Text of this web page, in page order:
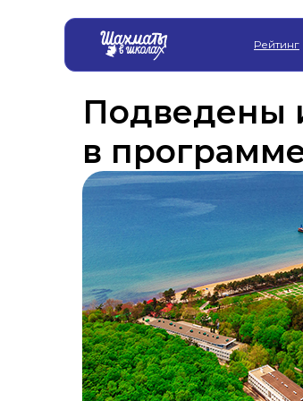
Рейтинг
Подведены
в